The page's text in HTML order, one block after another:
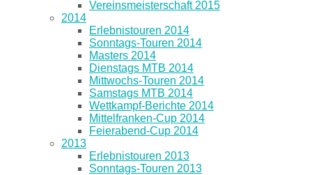
Vereinsmeisterschaft 2015
2014
Erlebnistouren 2014
Sonntags-Touren 2014
Masters 2014
Dienstags MTB 2014
Mittwochs-Touren 2014
Samstags MTB 2014
Wettkampf-Berichte 2014
Mittelfranken-Cup 2014
Feierabend-Cup 2014
2013
Erlebnistouren 2013
Sonntags-Touren 2013